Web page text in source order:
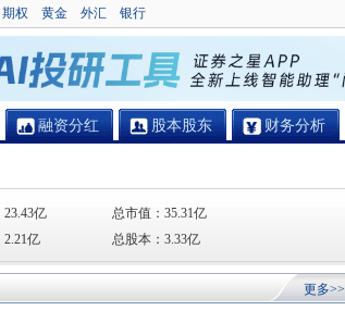
期权 黄金 外汇 银行
融资分红 股本股东 财务分析
23.43亿 总市值： 35.31亿
2.21亿 总股本： 3.33亿
更多>>